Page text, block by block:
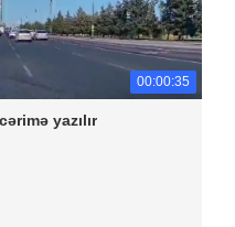
00:00:35
yazılır